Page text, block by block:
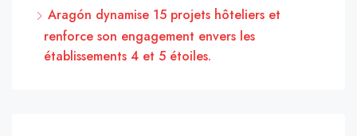
Aragón dynamise 15 projets hôteliers et
renforce son engagement envers les
établissements 4 et 5 étoiles.